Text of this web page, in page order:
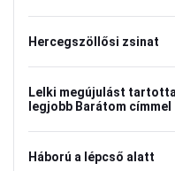
Hercegszöllősi zsinat
Lelki megújulást
legjobb Barátom címmel
Háború a lépcső alatt